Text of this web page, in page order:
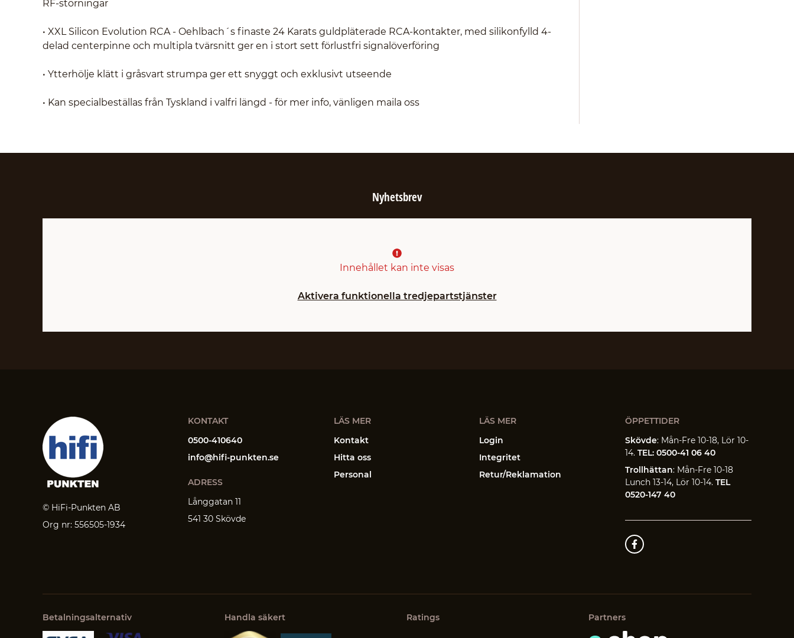
RF-störningar
• XXL Silicon Evolution RCA - Oehlbach´s finaste 24 Karats guldpläterade RCA-kontakter, med silikonfylld 4-
delad centerpinne och multipla tvärsnitt ger en i stort sett förlustfri signalöverföring
• Ytterhölje klätt i gråsvart strumpa ger ett snyggt och exklusivt utseende
• Kan specialbeställas från Tyskland i valfri längd - för mer info, vänligen maila oss
Nyhetsbrev
Innehållet kan inte visas
Aktivera funktionella tredjepartstjänster
© HiFi-Punkten AB
Org nr: 556505-1934
KONTAKT
0500-410640
info@hifi-punkten.se
ADRESS
Långgatan 11
541 30 Skövde
LÄS MER
Kontakt
Hitta oss
Personal
LÄS MER
Login
Integritet
Retur/Reklamation
ÖPPETTIDER
Skövde: Mån-Fre 10-18, Lör 10-
14.TEL: 0500-41 06 40
Trollhättan: Mån-Fre 10-18
Lunch 13-14, Lör 10-14.TEL
0520-147 40
Betalningsalternativ Handla säkert Ratings Partners